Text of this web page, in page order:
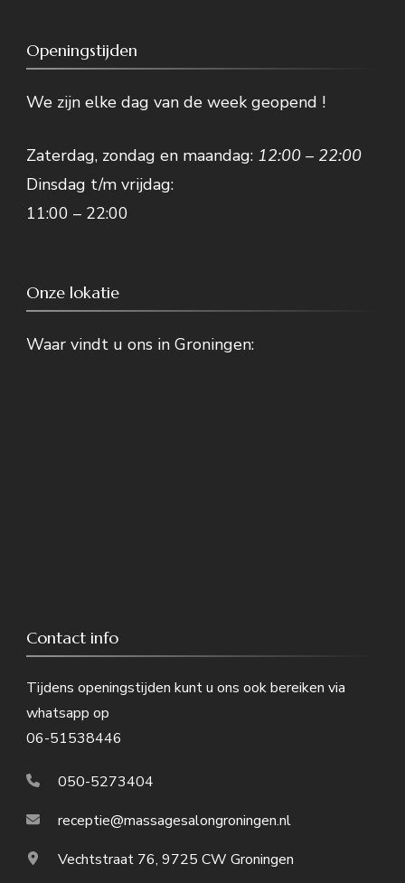
Openingstijden
We zijn elke dag van de week geopend !
Zaterdag, zondag en maandag: 12:00 – 22:00
Dinsdag t/m vrijdag:
11:00 – 22:00
Onze lokatie
Waar vindt u ons in Groningen:
Contact info
Tijdens openingstijden kunt u ons ook bereiken via
whatsapp op
06-51538446
050-5273404
receptie@massagesalongroningen.nl
Vechtstraat 76, 9725 CW Groningen